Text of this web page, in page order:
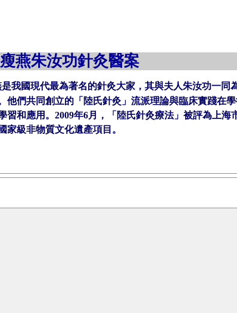
燕朱汝功針灸醫案
是我國現代最為著名的針灸大家，其與夫人朱汝功一同
他們共同創立的「陸氏針灸」流派理論與臨床實踐在
習和應用。2009年6月，「陸氏針灸療法」被評為上海
家級非物質文化遺產項目。